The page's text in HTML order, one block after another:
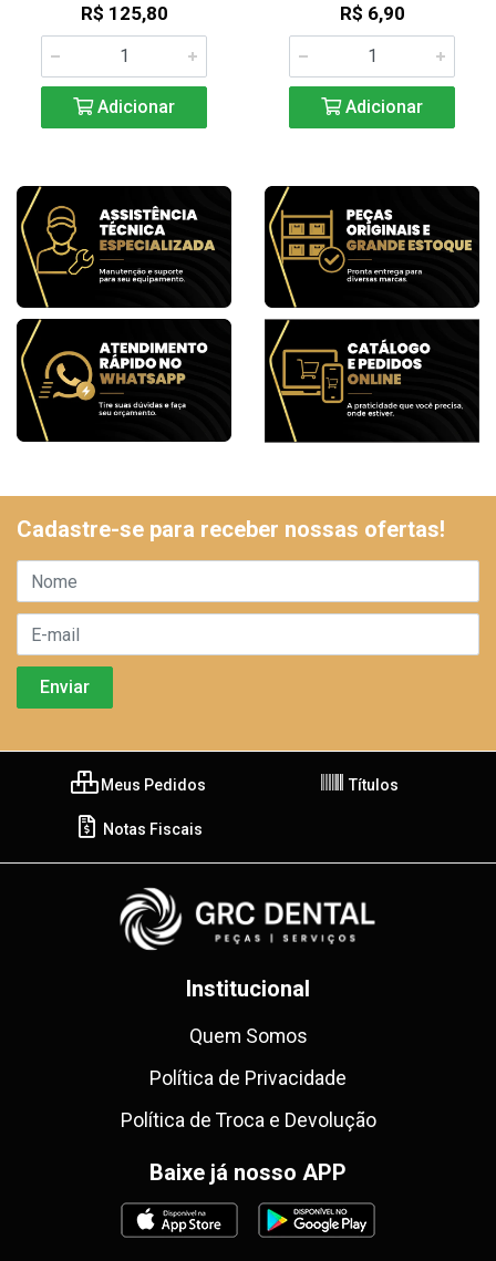
R$ 125,80
Adicionar
R$ 6,90
Adicionar
Cadastre-se para receber nossas ofertas!
Meus Pedidos Títulos
Notas Fiscais
Institucional
Quem Somos
Política de Privacidade
Política de Troca e Devolução
Baixe já nosso APP